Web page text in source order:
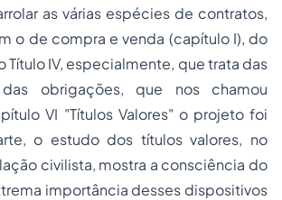
as várias espécies de contratos,
o de compra e venda (capítulo I), do
Título IV, especialmente, que trata das
obrigações, que nos chamou
VI "Títulos Valores" o projeto foi
o estudo dos títulos valores, no
civilista, mostra a consciência do
importância desses dispositivos